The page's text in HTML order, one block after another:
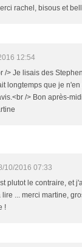
rachel, bisous et
12:54
/> Je lisais des
longtemps que je
/> Bon après-
10/2016 07:33
plutot le contraire, et
lire ... merci martine,
!